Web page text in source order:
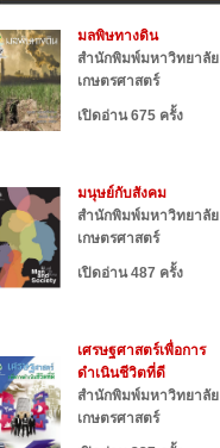
มลพิษทางดิน
สำนักพิมพ์มหาวิทยาลัย
เกษตรศาสตร์
เปิดอ่าน 675 ครั้ง
มนุษย์กับสังคม
สำนักพิมพ์มหาวิทยาลัย
เกษตรศาสตร์
เปิดอ่าน 487 ครั้ง
เศรษฐศาสตร์เพื่อการ
ดำเนินชีวิตที่ดี
สำนักพิมพ์มหาวิทยาลัย
เกษตรศาสตร์